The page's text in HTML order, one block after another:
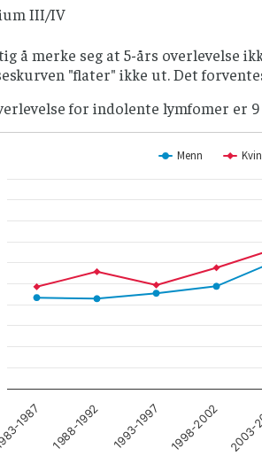
III/IV
å merke seg at 5-års overlevelse
"flater" ikke ut. Det
for indolente lymfomer er
Menn
1987 1988-1992 1993-1997 1998-2002